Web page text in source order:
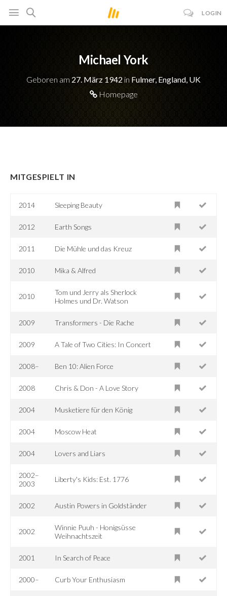
LOGIN
Michael York
Geboren am 27. März 1942 in Fulmer, England, UK
Homepage
MITGESPIELT IN
2014 Sleeping Beauty
2012 Earth Songs
2011 Die Mühle und das Kreuz
2010 Mika & Alfred
2010
Tom und Jerry als Sherlock
Holmes und Dr. Watson
2009 Transformers - Die Rache
2009 A Tale of Two Cities: In Concert
2008– Ben 10: Alien Force
2008 Chris & Don - A Love Story
2004 Musketiere für den König
2004 Moscow Heat
2004 Lovers and Liars
2002–
2003
Liberty's Kids: Est. 1776
2002 Austin Powers in Goldständer
2002
Winnie Puuh - Honigsüsse
Weihnachtszeit
2001 In Search of Peace
2000– Curb Your Enthusiasm